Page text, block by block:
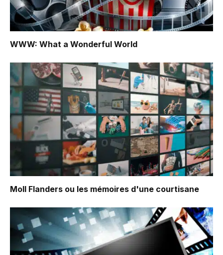
WWW: What a Wonderful World
Moll Flanders ou les mémoires d'une courtisane